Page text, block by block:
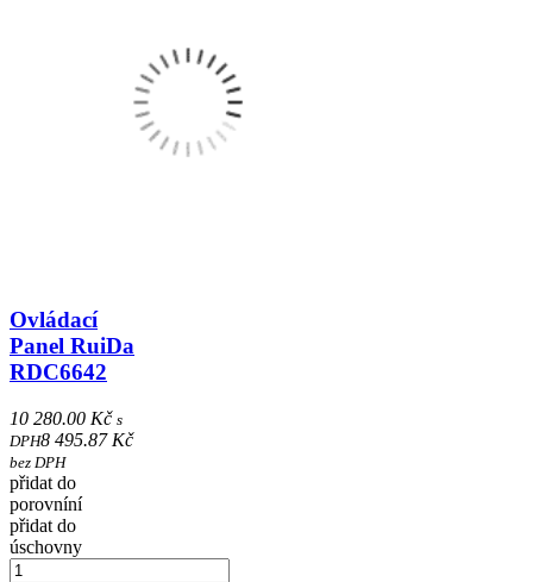
Ovládací
Panel RuiDa
RDC6642
10 280.00 Kč s
DPH8 495.87 Kč
bez DPH
přidat do
porovníní
přidat do
úschovny